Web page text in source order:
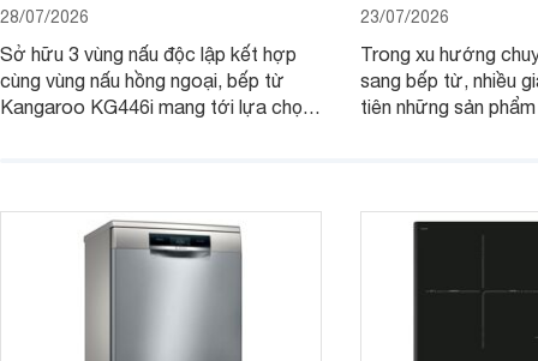
28/07/2026
Sở hữu 3 vùng nấu độc lập kết hợp
cùng vùng nấu hồng ngoại, bếp từ
Kangaroo KG446i mang tới lựa chọn
nhiều cửa hàng, đại lý.
23/07/2026
Trong xu hướng
sang bếp từ, nhiều
tiên những sản
mẫu bếp đáp ứng